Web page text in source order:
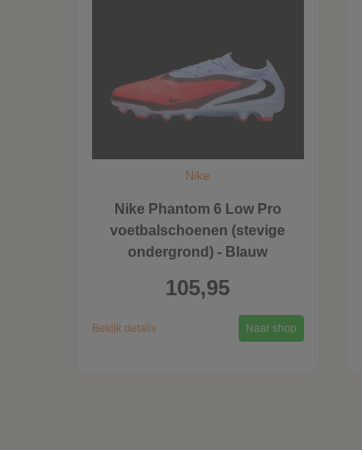
Nike
Nike Phantom 6 Low Pro
voetbalschoenen (stevige
ondergrond) - Blauw
105,95
Bekijk details Naar shop